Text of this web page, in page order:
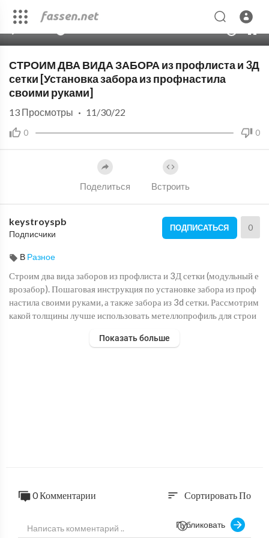
СТРОИМ ДВА ВИДА ЗАБОРА из профлиста и 3Д
сетки [Установка забора из профнастила
своими руками]
0 0
13 Просмотры · 11/30/22
Поделиться Встроить
keystroyspb
Подписчики
ПОДПИСАТЬСЯ 0
В Разное
Строим два вида заборов из профлиста и 3Д сетки (модульный е
врозабор). Пошаговая инструкция по установке забора из проф
настила своими руками, а также забора из 3d сетки. Рассмотрим
какой толщины лучше использовать метеллопрофиль для строи
й столб? Какой вариант крепления профнастила лучше всего по
О компании:https://bit.ly/33i4ZTY
Показать больше
0 Комментарии sort Сортировать По
Публиковать